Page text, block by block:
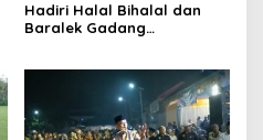
Hadiri Halal Bihalal dan
Baralek Gadang
Sekaligus Meresmikan
Menara Masjid Nurul Iman